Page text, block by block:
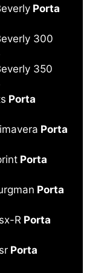
Porta
300
350
Porta
Porta
Porta
Porta
R Porta
Porta